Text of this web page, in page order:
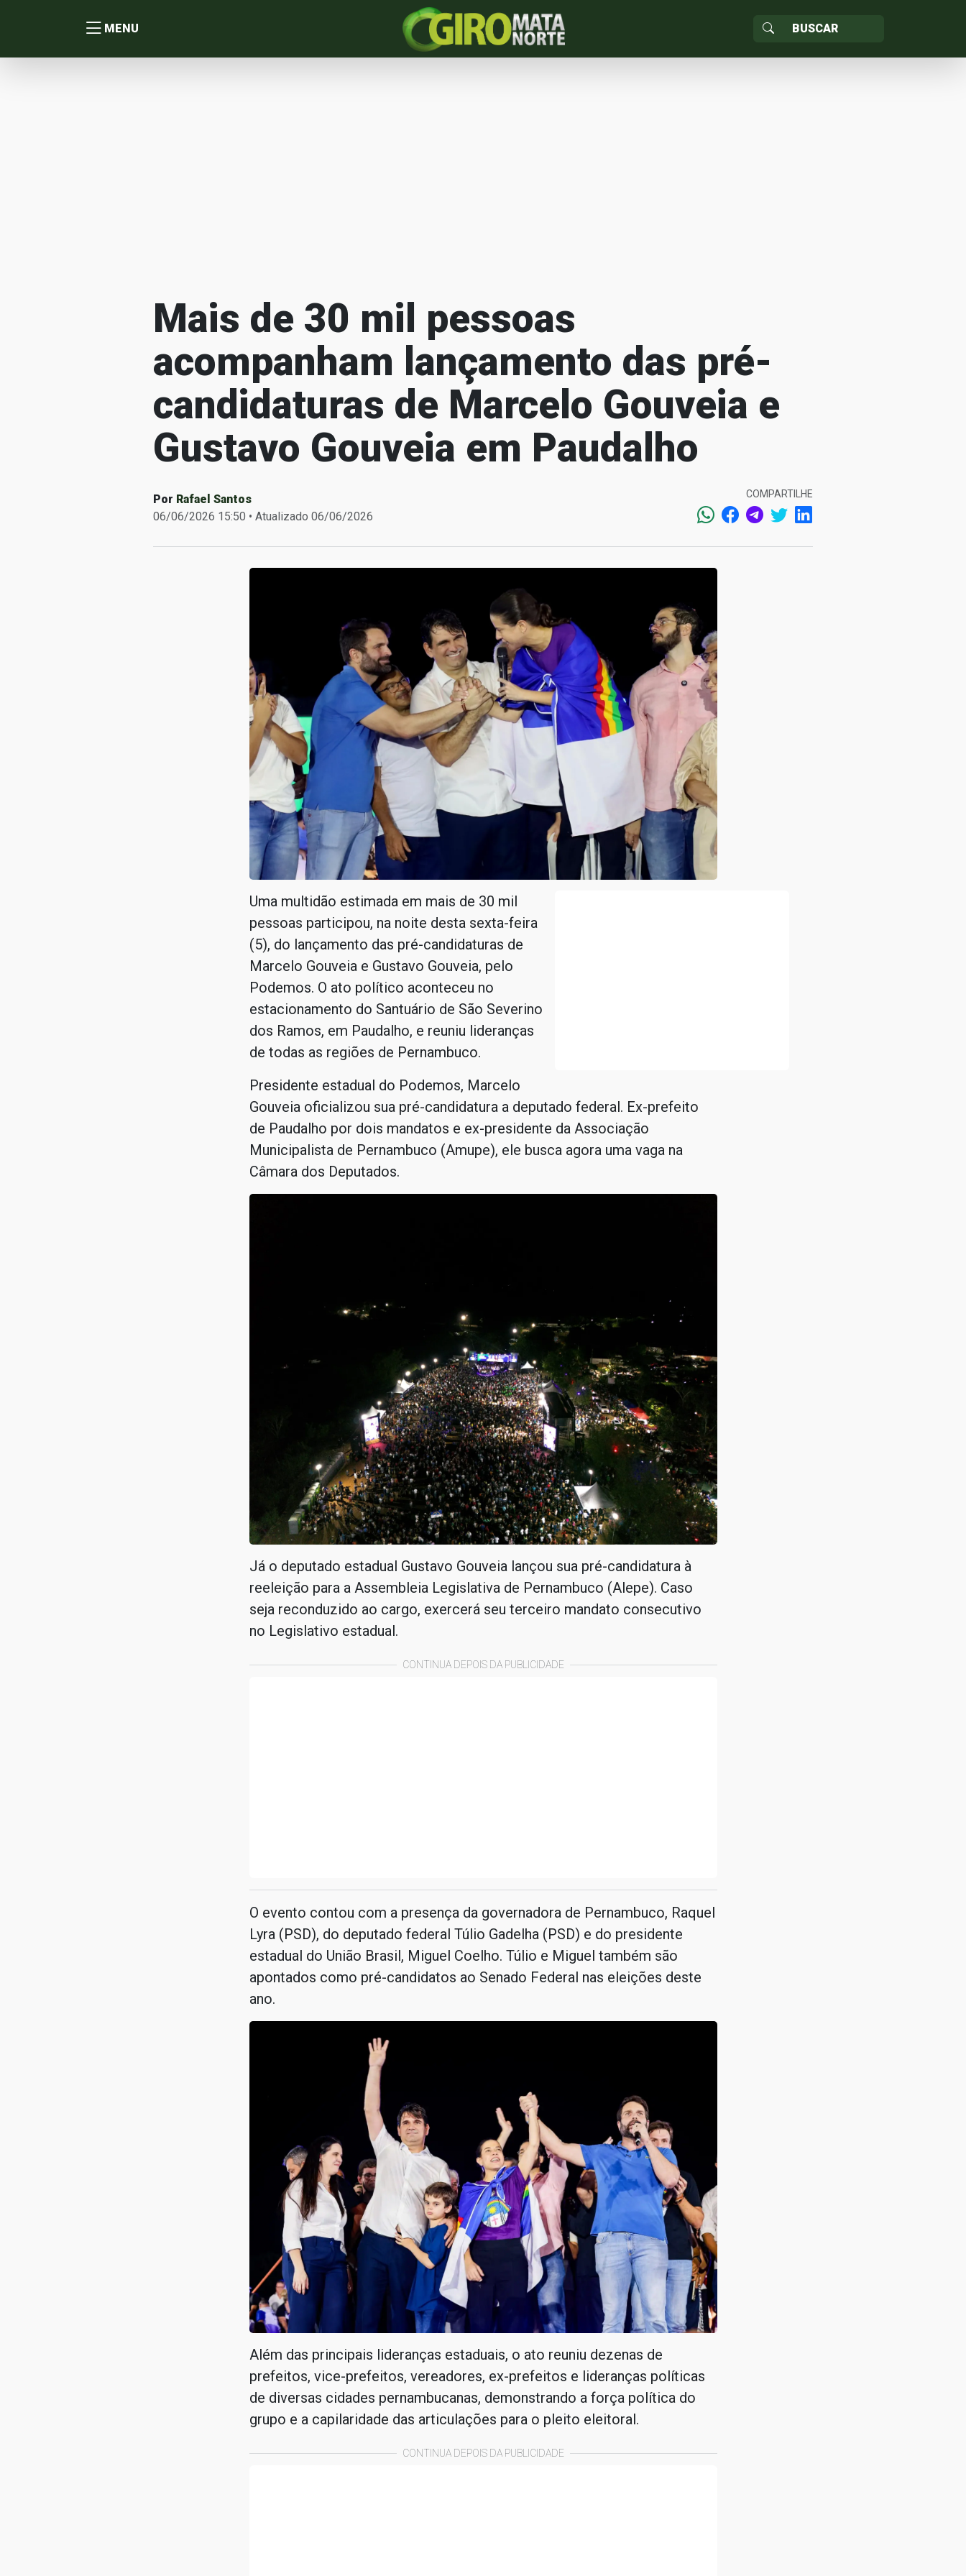
MENU
Mais de 30 mil pessoas
acompanham lançamento das pré-
candidaturas de Marcelo Gouveia e
Gustavo Gouveia em Paudalho
Por Rafael Santos
06/06/2026 15:50 • Atualizado 06/06/2026
COMPARTILHE
Uma multidão estimada em mais de 30 mil
pessoas participou, na noite desta sexta-feira
(5), do lançamento das pré-candidaturas de
Marcelo Gouveia e Gustavo Gouveia, pelo
Podemos. O ato político aconteceu no
estacionamento do Santuário de São Severino
dos Ramos, em Paudalho, e reuniu lideranças
de todas as regiões de Pernambuco.
Presidente estadual do Podemos, Marcelo
Gouveia oficializou sua pré-candidatura a deputado federal. Ex-prefeito
de Paudalho por dois mandatos e ex-presidente da Associação
Municipalista de Pernambuco (Amupe), ele busca agora uma vaga na
Câmara dos Deputados.
Já o deputado estadual Gustavo Gouveia lançou sua pré-candidatura à
reeleição para a Assembleia Legislativa de Pernambuco (Alepe). Caso
seja reconduzido ao cargo, exercerá seu terceiro mandato consecutivo
no Legislativo estadual.
CONTINUA DEPOIS DA PUBLICIDADE
O evento contou com a presença da governadora de Pernambuco, Raquel
Lyra (PSD), do deputado federal Túlio Gadelha (PSD) e do presidente
estadual do União Brasil, Miguel Coelho. Túlio e Miguel também são
apontados como pré-candidatos ao Senado Federal nas eleições deste
ano.
Além das principais lideranças estaduais, o ato reuniu dezenas de
prefeitos, vice-prefeitos, vereadores, ex-prefeitos e lideranças políticas
de diversas cidades pernambucanas, demonstrando a força política do
grupo e a capilaridade das articulações para o pleito eleitoral.
CONTINUA DEPOIS DA PUBLICIDADE